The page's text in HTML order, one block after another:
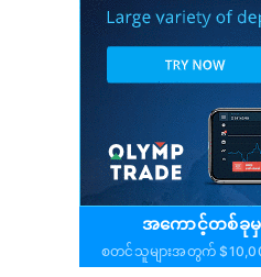
အကောင့်တစ်ခု
စတင်သူများအတွက်